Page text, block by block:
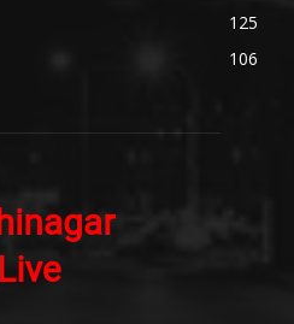
125
106